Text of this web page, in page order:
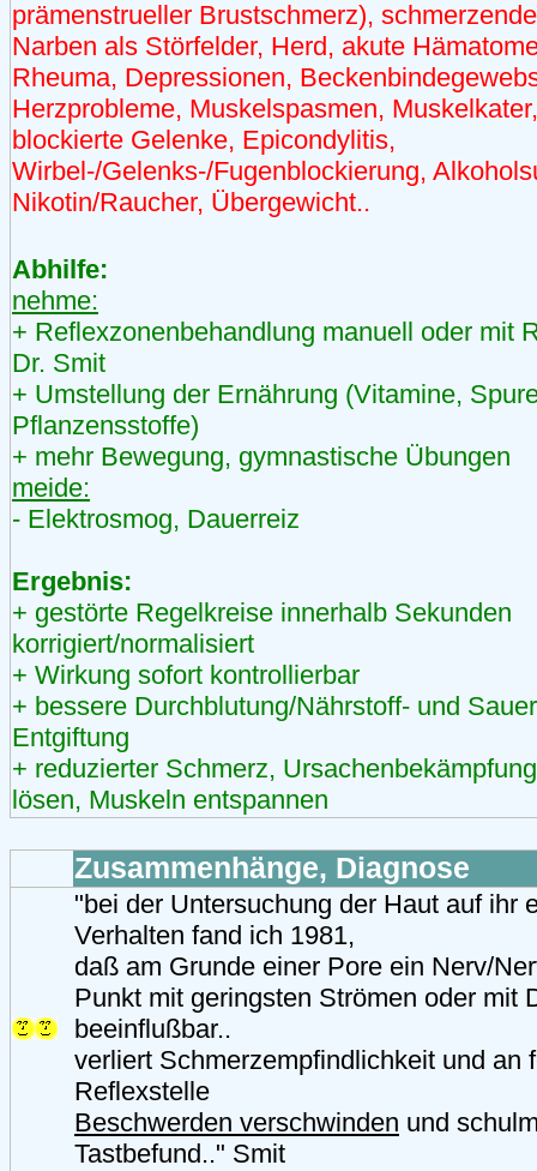
prämenstrueller Brustschmerz),
Narben als Störfelder, Herd, akute
Rheuma, Depressionen,
Herzprobleme, Muskelspasmen,
blockierte Gelenke, Epicondylitis,
Wirbel-/Gelenks-/Fugenblockierung,
Nikotin/Raucher, Übergewicht..
Abhilfe:
nehme:
+ Reflexzonenbehandlung manuell oder mit
Dr. Smit
+ Umstellung der Ernährung (Vitamine,
Pflanzensstoffe)
+ mehr Bewegung, gymnastische Übungen
meide:
- Elektrosmog, Dauerreiz
Ergebnis:
+ gestörte Regelkreise innerhalb Sekunden
korrigiert/normalisiert
+ Wirkung sofort kontrollierbar
+ bessere Durchblutung/Nährstoff- und
Entgiftung
+ reduzierter Schmerz,
lösen, Muskeln entspannen
Zusammenhänge, Diagnose
"bei der Untersuchung der Haut auf ihr
Verhalten fand ich 1981,
daß am Grunde einer Pore ein Nerv/
Punkt mit geringsten Strömen oder mit
beeinflußbar..
verliert Schmerzempfindlichkeit und an
Reflexstelle
Beschwerden verschwinden und
Tastbefund.." Smit